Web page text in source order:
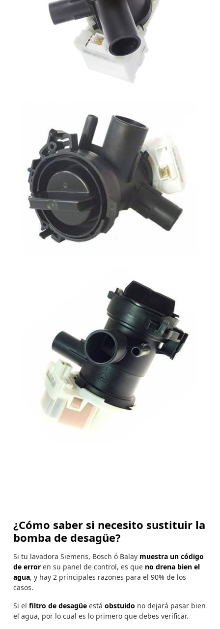
¿Cómo saber si necesito sustituir la
bomba de desagüe?
Si tu lavadora Siemens, Bosch ó Balay muestra un código
de error en su panel de control, es que no drena bien el
agua, y hay 2 principales razones para el 90% de los
casos.
Si el filtro de desagüe está obstuido no dejará pasar bien
el agua, por lo cual es lo primero que debes verificar.